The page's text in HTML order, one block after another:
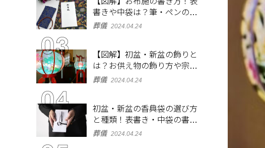
書きや中袋は？筆・ペンのマ
ナーとよくあるQ&A集
葬儀 2024.04.24
【図解】初盆・新盆の飾りと
は？お供え物の飾り方や宗派
ごとの違いを解説！
葬儀 2024.04.24
初盆・新盆の香典袋の選び方
と種類！表書き・中袋の書き
方、お札の入れ方も
葬儀 2024.04.24